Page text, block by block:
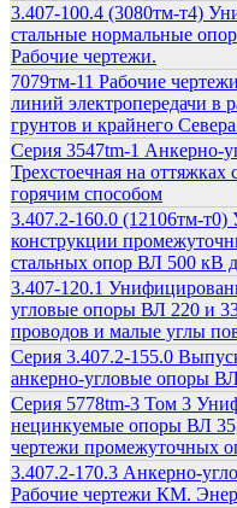
3.407-100.4 (3080тм-т4)
стальные нормальные
Рабочие чертежи.
7079тм-11 Рабочие
линий электропередачи в
грунтов и крайнего
Серия 3547tm-1 Анкерно-
Трехстоечная на оттяжках
горячим способом
3.407.2-160.0 (12106тм-
конструкции
стальных опор ВЛ 500 кВ
3.407-120.1
угловые опоры ВЛ 220 и
проводов и малые углы
Серия 3.407.2-155.0
анкерно-угловые опоры
Серия 5778tm-3 Том 3
нецинкуемые опоры ВЛ
чертежи промежуточных
3.407.2-170.3 Анкерно-
Рабочие чертежи КМ.